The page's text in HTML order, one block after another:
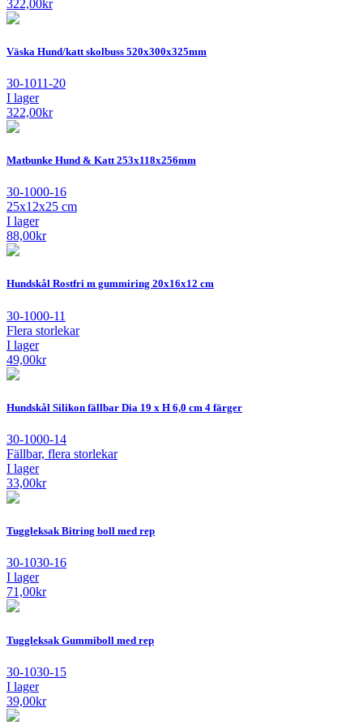
322,00kr
Väska Hund/katt skolbuss 520x300x325mm
30-1011-20
I lager
322,00kr
Matbunke Hund & Katt 253x118x256mm
30-1000-16
25x12x25 cm
I lager
88,00kr
Hundskål Rostfri m gummiring 20x16x12 cm
30-1000-11
Flera storlekar
I lager
49,00kr
Hundskål Silikon fällbar Dia 19 x H 6,0 cm 4 färger
30-1000-14
Fällbar, flera storlekar
I lager
33,00kr
Tuggleksak Bitring boll med rep
30-1030-16
I lager
71,00kr
Tuggleksak Gummiboll med rep
30-1030-15
I lager
39,00kr